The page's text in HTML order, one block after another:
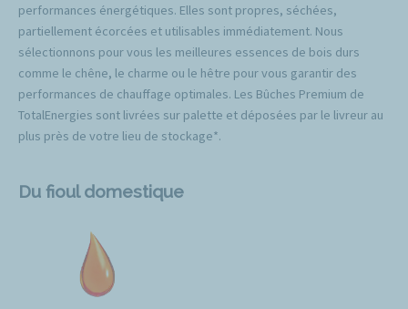
performances énergétiques. Elles sont propres, séchées,
partiellement écorcées et utilisables immédiatement. Nous
sélectionnons pour vous les meilleures essences de bois durs
comme le chêne, le charme ou le hêtre pour vous garantir des
performances de chauffage optimales. Les Bûches Premium de
TotalEnergies sont livrées sur palette et déposées par le livreur au
plus près de votre lieu de stockage*.
Du fioul domestique